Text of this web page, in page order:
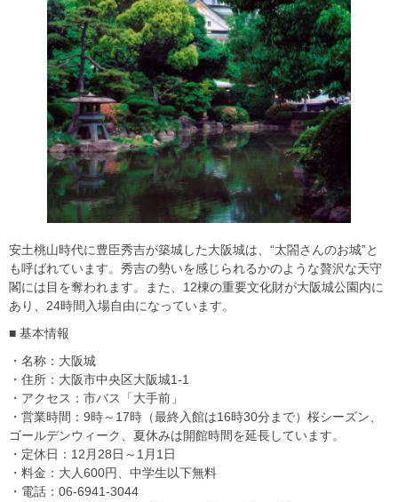
安土桃山時代に豊臣秀吉が築城した大阪城は、“太閤さんのお城”と
も呼ばれています。秀吉の勢いを感じられるかのような贅沢な天守
閣には目を奪われます。また、12棟の重要文化財が大阪城公園内に
あり、24時間入場自由になっています。
■ 基本情報
・名称：大阪城
・住所：大阪市中央区大阪城1-1
・アクセス：市バス「大手前」
・営業時間：9時～17時（最終入館は16時30分まで）桜シーズン、
ゴールデンウィーク、夏休みは開館時間を延長しています。
・定休日：12月28日～1月1日
・料金：大人600円、中学生以下無料
・電話：06-6941-3044